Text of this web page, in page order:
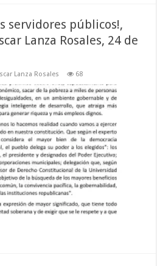
servidores públicos!,
Lanza Rosales, 24 de
Lanza Rosales 68